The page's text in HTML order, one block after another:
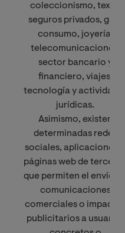
coleccionismo, textil,
seguros privados, gran
consumo, joyería,
telecomunicaciones,
sector bancario y
financiero, viajes,
tecnología y
jurídicas.
Asimismo, existen
determinadas redes
sociales, aplicaciones o
páginas web de
que permiten el envío
comunicaciones
comerciales o
publicitarios a usuarios